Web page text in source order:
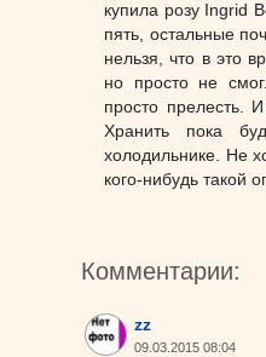
купила розу Ingrid
пять, остальные
нельзя, что в это
но просто не
просто прелесть.
Хранить пока
холодильнике. Не
кого-нибудь такой
Комментарии:
zz
09.03.2015 08:04